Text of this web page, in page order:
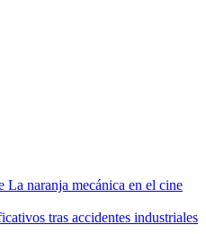
naranja mecánica en el cine
tras accidentes industriales